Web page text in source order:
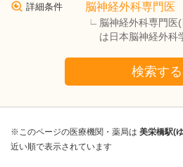
詳細条件 脳神経外科専門医
脳神経外科専門医
は日本脳神経外科
検索する
※このページの医療機関・薬局は 美栄橋駅(
近い順で表示されています